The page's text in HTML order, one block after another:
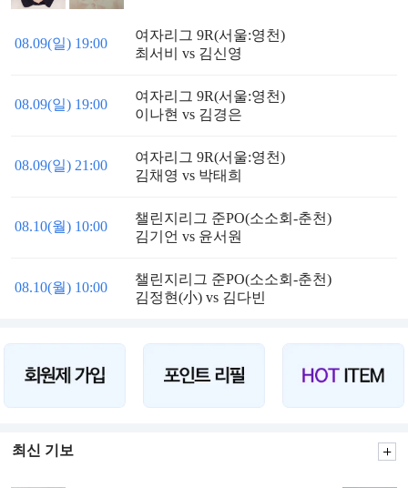
08.09(일) 19:00
여자리그 9R(서울:영천)
최서비 vs 김신영
08.09(일) 19:00
여자리그 9R(서울:영천)
이나현 vs 김경은
08.09(일) 21:00
여자리그 9R(서울:영천)
김채영 vs 박태희
08.10(월) 10:00
챌린지리그 준PO(소소회-춘천)
김기언 vs 윤서원
08.10(월) 10:00
챌린지리그 준PO(소소회-춘천)
김정현(小) vs 김다빈
최신 기보